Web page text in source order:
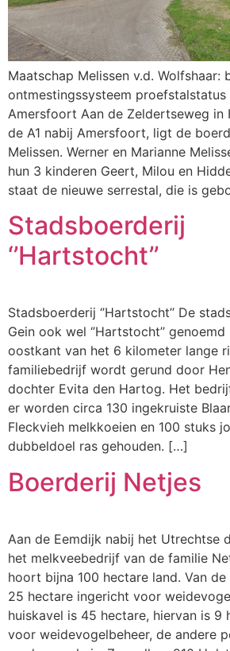
Maatschap Melissen v.d. Wolfshaar:
ontmestingssysteem proefstalstatus
Amersfoort Aan de Zeldertseweg in
de A1 nabij Amersfoort, ligt de
Melissen. Werner en Marianne
hun 3 kinderen Geert, Milou en
staat de nieuwe serrestal, die is
Stadsboerderij
‘’Hartstocht’’
Stadsboerderij ‘’Hartstocht’’ De
Gein ook wel ‘’Hartstocht’’
oostkant van het 6 kilometer lange
familiebedrijf wordt gerund door
dochter Evita den Hartog. Het
er worden circa 130 ingekruiste
Fleckvieh melkkoeien en 100 stuks
dubbeldoel ras gehouden. […]
Boerderij Netjes
Aan de Eemdijk nabij het Utrechtse
het melkveebedrijf van de familie
hoort bijna 100 hectare land. Van
25 hectare ingericht voor
huiskavel is 45 hectare, hiervan is 9
voor weidevogelbeheer, de andere